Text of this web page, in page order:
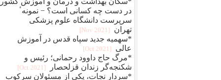
در دست چه کسانی است؟ − نمونهٴ
سرپرست دانشگاه علوم پزشکی
تهران
[2021 Nov]
*سهمیه جدید سپاه قدس در آموزش
عالی
[2021 Oct]
*مرگ حاج داوود رحمانی؛ رئیس و
شکنجه‌گر زندان قزلحصار
[2021 Oct]
*سردار نجات، یکی از مسئولان سرکوب